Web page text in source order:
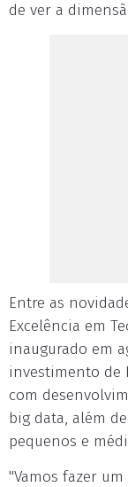
de ver a
Entre as
Excelência em
inaugurado em
investimento de
com
big data, além
pequenos e
"Vamos fazer